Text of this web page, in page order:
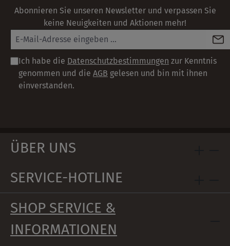
Abonnieren Sie unseren Newsletter und verpassen Sie
keine Neuigkeiten und Aktionen mehr!
Ich habe die Datenschutzbestimmungen zur Kenntnis
genommen und die AGB gelesen und bin mit ihnen
einverstanden.
ÜBER UNS
SERVICE-HOTLINE
SHOP SERVICE &
INFORMATIONEN